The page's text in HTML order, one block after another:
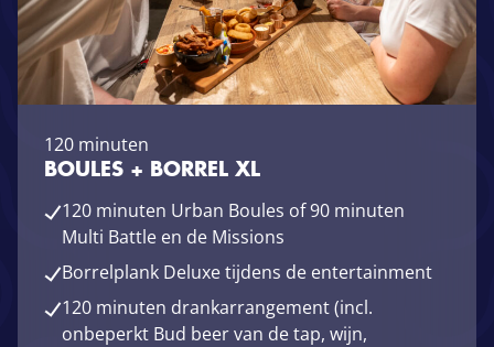
120 minuten
BOULES + BORREL XL
120 minuten Urban Boules of 90 minuten
Multi Battle en de Missions
Borrelplank Deluxe tijdens de entertainment
120 minuten drankarrangement (incl.
onbeperkt Bud beer van de tap, wijn,